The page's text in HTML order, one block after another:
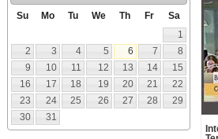
Su Mo Tu We Th Fr
Sa
1
2
3 4 5 6 7
8
9
10 11 12 13 14
15
16
17 18 19 20 21
22
23
24 25 26 27 28
29
30
31
06/06/2018
Presentazione libro "COLLEZIONE
ORI ANTICHI. Famiglia Spadafora."
01/06/2018
A piedi nudi nel parco (VI edizione)
14/04/2016
Uno Sguardo nuovo su Capodimonte |
I disegni di Giovanni Lanfranco
06/04/2016